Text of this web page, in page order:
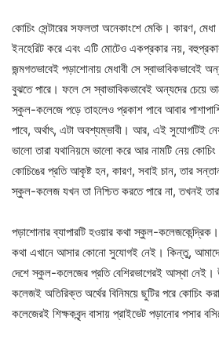
কোচিং সেন্টারের সফলতা অনেকাংশে মেকি। কারণ,
ইনহেরিট করে এবং এটি মোটেও একপ্রকার নয়,
জন্মগতভাবেই পড়াশোনায় মেধাবী সে
বুঝতে পারে। ফলে সে স্বাভাবিকভাবেই অন্যদের চেয়ে
স্কুল-কলেজে পড়ে তাহলেও প্রকাশ পাবে আবার
পাবে, অর্থাৎ, এটা অবশ্যম্ভাবী। আর, এই সুযোগটিই
ভালো তারা যথানিয়মে ভালো করে আর নামটি নেয়
কোচিঙের প্রতি আকৃষ্ট হন, কারণ, সবাই চান, তার
স্কুল-কলেজ যখন তা নিশ্চিত করতে পারে না, তখনই তারা
পড়াশোনার ব্যাপারটি হওয়ার কথা স্কুল-কলেজকেন্দ্রিক।
কথা এখানে আসার কোনো সুযোগই নেই। কিন্তু,
দেশে স্কুল-কলেজের প্রতি বেশিরভাগেরই আস্থা
কলেজই অতিরিক্ত অর্থের বিনিময়ে ছুটির পরে কোচিং
কলেজেরই শিক্ষকবৃন্দ বাসায় প্রাইভেট পড়ানোর পসার